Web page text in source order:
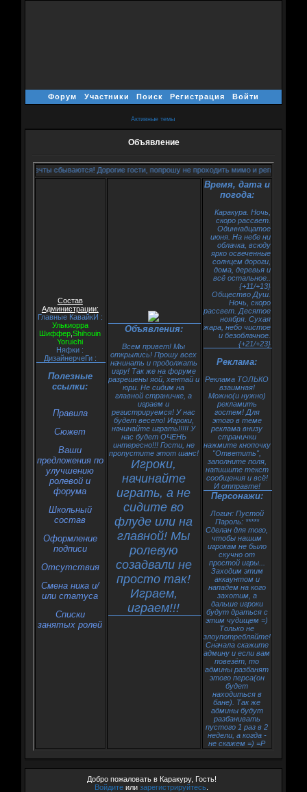
Форум Участники Поиск Регистрация Войти
Активные темы
Объявление
сбываются! Дорогие гости, попрошу не проходить мимо и регистрироваться!^^
Состав
Администрации:
Главные КавайкИ :
Улькиорра
Шиффер ,Shihouin
Yoruichi
Няфки :
ДизайнерчеГи :
Полезные
ссылки:
Правила
Сюжет
Ваши
предложения по
улучшению
ролевой и
форума
Школьный
состав
Оформление
подписи
Oтсутствия
Смена ника и/
или статуса
Списки
занятых ролей
Объявления:
Всем привет! Мы
открылись! Прошу всех
начинать и продолжать
игру! Так же на форуме
разрешены яой, хентай и
юри. Не сидим на
главной страничке, а
играем и
регистрируемся! У нас
будет весело! Игроки,
начинайте играть!!!!! У
нас будет ОЧЕНЬ
интересно!!! Гости, не
пропустите этот шанс!
Игроки,
начинайте
играть, а не
сидите во
флуде или на
главной! Мы
ролевую
созадвали не
просто так!
Играем,
играем!!!
Время, дата и
погода:
Каракура. Ночь,
скоро рассвет.
Одиннадцатое
июня. На небе ни
облачка, всюду
ярко освеченные
солнцем дороги,
дома, деревья и
всё остальное..
{+11/+13}
Общество Душ.
Ночь, скоро
рассвет. Десятое
ноября. Сухая
жара, небо чистое
и безоблачное.
{+21/+23}
Реклама:
Реклама ТОЛЬКО
взаимная!
Можно(и нужно)
рекламить
гостем! Для
этого в теме
реклама внизу
странички
нажмите кнопочку
"Ответить",
заполните поля,
напишите текст
сообщения и всё!
И отправте!
Персонажи:
Логин: Пустой
Пароль: *****
Сделан для того,
чтобы нашим
игрокам не было
скучно от
простой игры...
Заходим этим
аккаунтом и
нападем на кого
захотим, а
дальше игроки
будут драться с
этим чудищем =)
Только не
злоупотребляйте!
Сначала скажите
админу и если вам
повезёт, то
админы разбанят
этого перса(он
будет
находиться в
бане). Так же
админы будут
разбанивать
пустого 1 раз в 2
недели, а когда -
не скажем =) =P
Добро пожаловать в Каракуру, Гость!
Войдите илизарегистрируйтесь